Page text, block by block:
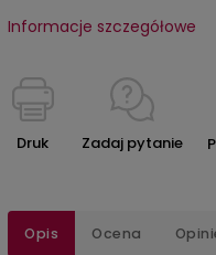
Informacje szczegółowe
Druk Zadaj pytanie
Opis Ocena